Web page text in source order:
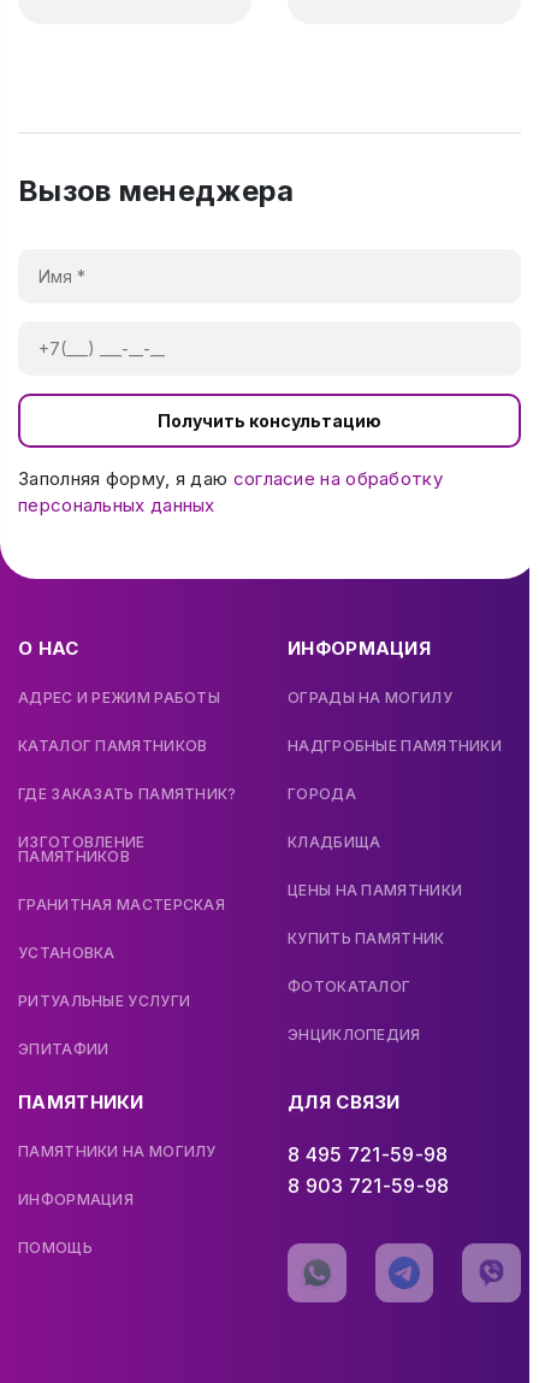
Вызов менеджера
Получить консультацию
Заполняя форму, я даю согласие на обработку
персональных данных
О НАС
АДРЕС И РЕЖИМ РАБОТЫ
КАТАЛОГ ПАМЯТНИКОВ
ГДЕ ЗАКАЗАТЬ ПАМЯТНИК?
ИЗГОТОВЛЕНИЕ
ПАМЯТНИКОВ
ГРАНИТНАЯ МАСТЕРСКАЯ
УСТАНОВКА
РИТУАЛЬНЫЕ УСЛУГИ
ЭПИТАФИИ
ИНФОРМАЦИЯ
ОГРАДЫ НА МОГИЛУ
НАДГРОБНЫЕ ПАМЯТНИКИ
ГОРОДА
КЛАДБИЩА
ЦЕНЫ НА ПАМЯТНИКИ
КУПИТЬ ПАМЯТНИК
ФОТОКАТАЛОГ
ЭНЦИКЛОПЕДИЯ
ПАМЯТНИКИ
ПАМЯТНИКИ НА МОГИЛУ
ИНФОРМАЦИЯ
ПОМОЩЬ
ДЛЯ СВЯЗИ
8 495 721-59-98
8 903 721-59-98